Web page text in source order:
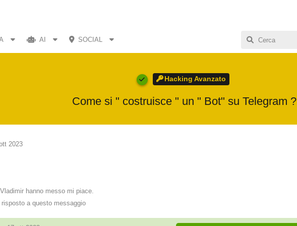
AI SOCIAL
Hacking Avanzato
Come si " costruisce " un " Bot" su Telegram ?
2023
Vladimir hanno messo mi piace
risposto a questo messaggio